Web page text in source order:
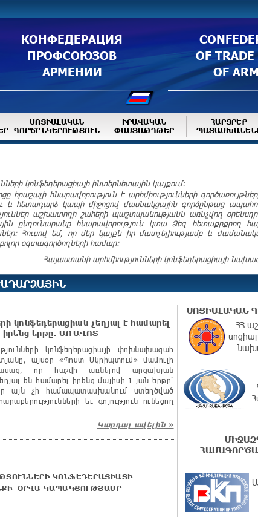
КОНФЕДЕРАЦИЯ
ПРОФСОЮЗОВ
АРМЕНИИ
OF
OF
ՍՈՑԻԱԼԱԿԱՆ
ԳՈՐԾԸՆԿԵՐՈՒԹՅՈՒՆ
ԻՐԱՎԱԿԱՆ
ՓԱՍՏԱԹՂԹԵՐ
ՀԱՐՑՐԵՔ
կոնֆեդերացիայի ինտերնետային կայքում:
հրաշալի հնարավորություն է արհմիությունների
և հետադարձ կապի միջոցով մասնակցային գործընթաց
աշխատողի շահերի պաշտպանությանն առնչվող
ընդունարանը հնարավորություն կտա Ձեզ հետաքրքրող
Հուսով եմ, որ մեր կայքն իր մատչելիությամբ և
օգտագործողների համար:
Հայաստանի արհմիությունների կոնֆեդերացիայի
կոնֆեդերացիան չեղյալ է համարել
իրենց երթը. ԱՌԱՎՈՏ
կոնֆեդերացիայի փոխնախագահ
այսօր «Պոստ Սկրիպտում» մամուլի
ասաց, որ հաշվի առնելով արցախյան
են համարել իրենց մայիսի 1-յան երթը՝
այն չի համապատասխանում ստեղծված
եւ գոյություն ունեցող
Կարդալ ավելին»
ԿՈՆՖԵԴԵՐԱՑԻԱՅԻ
ՕՐՎԱ ԿԱՊԱԿՑՈՒԹՅԱՄԲ
ՍՈՑԻԱԼԱԿԱՆ
ՀՀ